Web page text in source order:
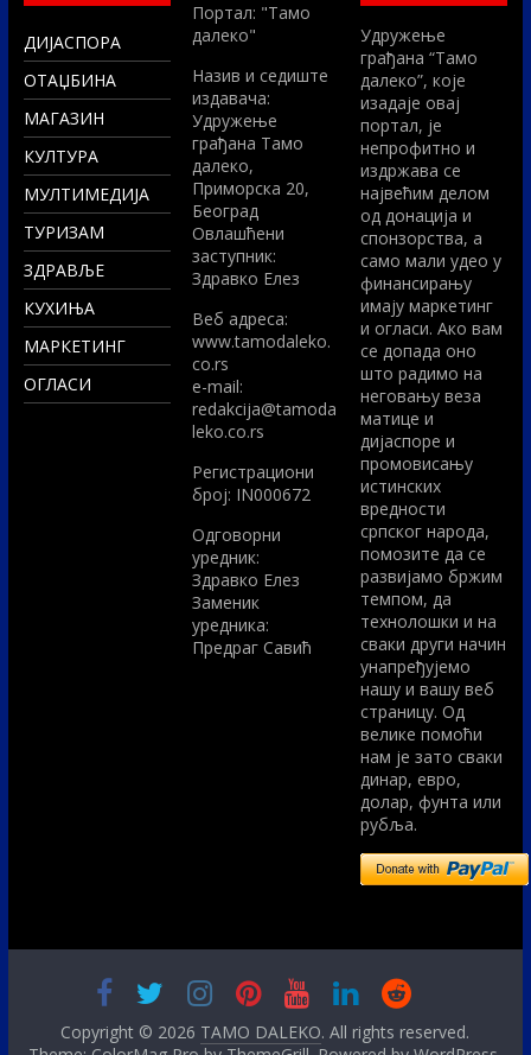
ДИЈАСПОРА
ОТАЏБИНА
МАГАЗИН
КУЛТУРА
МУЛТИМЕДИЈА
ТУРИЗАМ
ЗДРАВЉЕ
КУХИЊА
МАРКЕТИНГ
ОГЛАСИ
Портал: "Тамо
далеко"
Назив и седиште
издавача:
Удружење
грађана Тамо
далеко,
Приморска 20,
Београд
Овлашћени
заступник:
Здравко Елез
Вeб адреса:
www.tamodaleko.
co.rs
e-mail:
redakcija@tamoda
leko.co.rs
Регистрациони
број: IN000672
Одговорни
уредник:
Здравко Елез
Заменик
уредника:
Предраг Савић
Удружење
грађана “Тамо
далеко”, које
изадаје овај
портал, је
непрофитно и
издржава се
највећим делом
од донација и
спонзорства, а
само мали удео у
финансирању
имају маркетинг
и огласи. Ако вам
се допада оно
што радимо на
неговању веза
матице и
дијаспоре и
промовисању
истинских
вредности
српског народа,
помозите да се
развијамо бржим
темпом, да
технолошки и на
сваки други начин
унапређујемо
нашу и вашу веб
страницу. Од
велике помоћи
нам је зато сваки
динар, евро,
долар, фунта или
рубља.
Copyright © 2026 TAMO DALEKO. All rights reserved.